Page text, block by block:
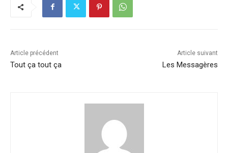
Article précédent
Tout ça tout ça
Article suivant
Les Messagères